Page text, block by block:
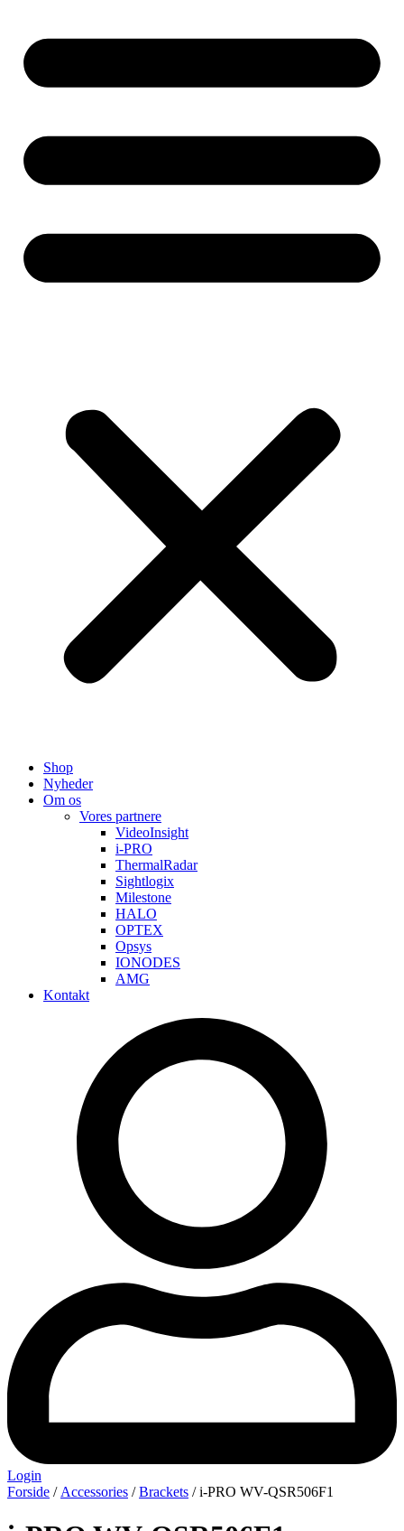
Shop
Nyheder
Om os
Vores partnere
VideoInsight
i-PRO
ThermalRadar
Sightlogix
Milestone
HALO
OPTEX
Opsys
IONODES
AMG
Kontakt
Login
Forside / Accessories /Brackets / i-PRO WV-QSR506F1